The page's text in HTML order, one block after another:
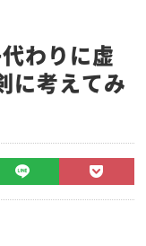
わりに虚
に考えてみ